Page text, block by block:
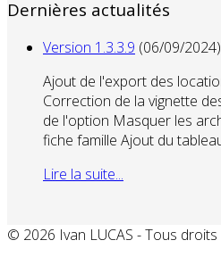
Dernières actualités
Version 1.3.3.9 (06/09/2024)
Ajout de l'export des
Correction de la vignette
de l'option Masquer les
fiche famille Ajout du
Lire la suite...
© 2026 Ivan LUCAS - Tous droits